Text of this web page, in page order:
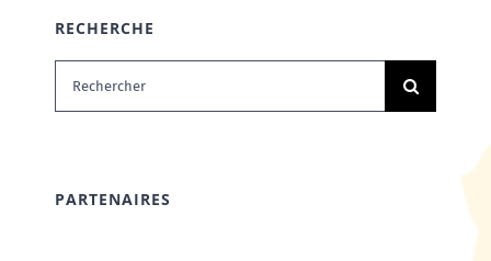
RECHERCHE
Rechercher:
PARTENAIRES